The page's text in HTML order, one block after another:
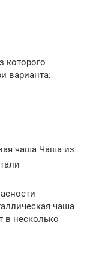
которого
варианта:
чаша Чаша из
чаша
в несколько